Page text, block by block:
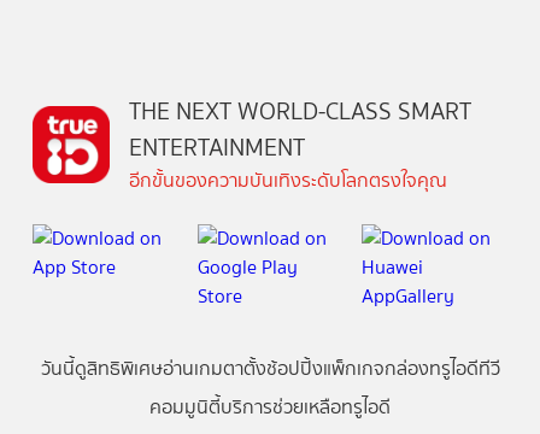
THE NEXT WORLD-CLASS SMART
ENTERTAINMENT
อีกขั้นของความบันเทิงระดับโลกตรงใจคุณ
วันนี้ดูสิทธิพิเศษอ่านเกมตาตั้งช้อปปิ้งแพ็กเกจกล่องทรูไอดีทีวี
คอมมูนิตี้บริการช่วยเหลือทรูไอดี